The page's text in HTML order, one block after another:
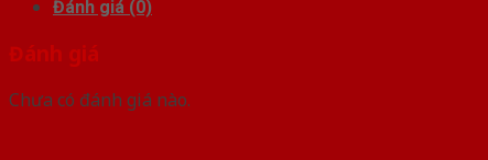
Đánh giá (0)
Đánh giá
Chưa có đánh giá nào.